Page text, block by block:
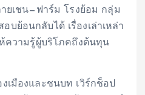
ายเชน—ฟาร์ม โรงย้อม กลุ่ม
บย้อนกลับได้ เรื่องเล่าเหล่า
ความรู้ผู้บริโภคถึงต้นทุน
เมืองและชนบท เวิร์กช็อป